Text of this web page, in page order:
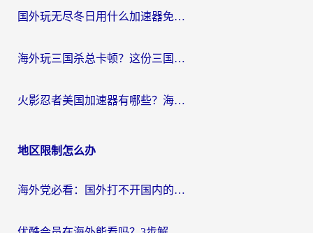
国外玩无尽冬日用什么加速器免费？海外党国服游戏加速避坑指南
海外玩三国杀总卡顿？这份三国杀游戏加速器指南帮你告别延迟烦恼
火影忍者美国加速器有哪些？海外党亲测的国服游戏加速全攻略（含菲律宾玩三国之刃守望黎明技巧）
地区限制怎么办
海外党必看：国外打不开国内的app怎么办？3步解决你的乡愁